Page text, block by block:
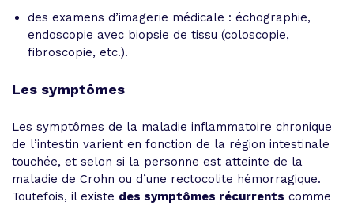
des examens d’imagerie médicale : échographie,
endoscopie avec biopsie de tissu (coloscopie,
fibroscopie, etc.).
Les symptômes
Les symptômes de la maladie inflammatoire chronique
de l’intestin varient en fonction de la région intestinale
touchée, et selon si la personne est atteinte de la
maladie de Crohn ou d’une rectocolite hémorragique.
Toutefois, il existe des symptômes récurrents comme